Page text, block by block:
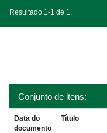
Resultado 1-1 de 1.
Conjunto de itens:
Data do
documento
Título